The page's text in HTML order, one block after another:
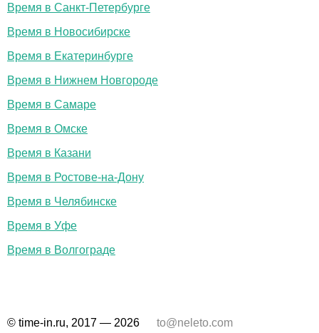
Время в Санкт-Петербурге
Время в Новосибирске
Время в Екатеринбурге
Время в Нижнем Новгороде
Время в Самаре
Время в Омске
Время в Казани
Время в Ростове-на-Дону
Время в Челябинске
Время в Уфе
Время в Волгограде
© time-in.ru, 2017 — 2026 to@neleto.com